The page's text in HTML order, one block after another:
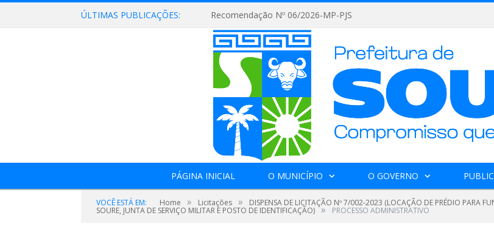
ÚLTIMAS PUBLICAÇÕES: Recomendação Nº 06/2026-MP-PJS
PÁGINA INICIAL O MUNICÍPIO O GOVERNO
VOCÊ ESTÁ EM: Home » Licitações » DISPENSA DE LICITAÇÃO Nº 7/002-2023 (LOCAÇÃO DE PRÉDIO PARA
SOURE, JUNTA DE SERVIÇO MILITAR E POSTO DE IDENTIFICAÇÃO) » PROCESSO ADMINISTRATIVO